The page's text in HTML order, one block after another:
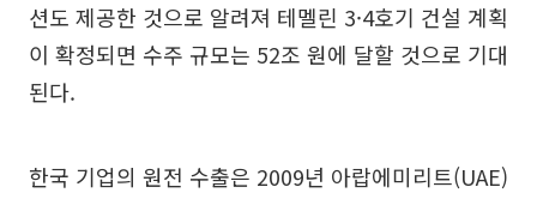
션도 제공한 것으로 알려져 테멜린 3·4호기 건설 계획
이 확정되면 수주 규모는 52조 원에 달할 것으로 기대
된다.
한국 기업의 원전 수출은 2009년 아랍에미리트(UAE)